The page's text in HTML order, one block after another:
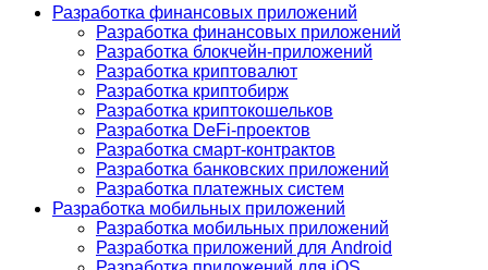
Разработка финансовых приложений
Разработка финансовых приложений
Разработка блокчейн-приложений
Разработка криптовалют
Разработка криптобирж
Разработка криптокошельков
Разработка DeFi-проектов
Разработка смарт-контрактов
Разработка банковских приложений
Разработка платежных систем
Разработка мобильных приложений
Разработка мобильных приложений
Разработка приложений для Android